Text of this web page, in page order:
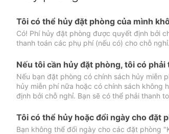
Tôi có thể hủy đặt phòng của mình
Có! Phí hủy đặt phòng được quyết định bởi
thanh toán các phụ phí (nếu có) cho chỗ nghỉ.
Nếu tôi cần hủy đặt phòng, tôi có phải
Nếu bạn đặt phòng có chính sách hủy miễn
hủy miễn phí nữa hoặc có chính sách không
định bởi chỗ nghỉ. Bạn sẽ có thể phải thanh
Tôi có thể hủy hoặc đổi ngày cho đặt
Bạn không thể đổi ngày cho các đặt phòng